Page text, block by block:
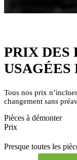
PRIX DES
Tous nos prix
changement sans
Pièces à démonter
Prix
Presque toutes les